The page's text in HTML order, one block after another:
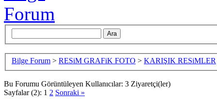
Bilge Forum > RESiM GRAFiK FOTO > KARIŞIK RESiMLER
Bu Forumu Görüntüleyen Kullanıcılar: 3 Ziyaretçi(ler)
Sayfalar (2): 1 2 Sonraki »